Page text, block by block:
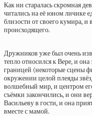
Как ни старалась скромная
читались на её юном личике
близости от своего кумира, и
происходящего.
Дружников уже был очень
тепло относился к Вере, и
границей (некоторые сцены
окружении целой плеяды
волшебный мир, и центром
съёмки закончились, и они
Васильеву в гости, и она
вместе с мамой.